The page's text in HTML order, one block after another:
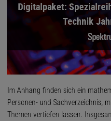
Digitalpaket:
Technik
Im Anhang finden sich ein
Personen- und Sachverzeichnis,
Themen vertiefen lassen.